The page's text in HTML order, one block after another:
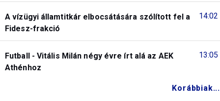
14:02
A vízügyi államtitkár elbocsátására szólított fel a
Fidesz-frakció
13:05
Futball - Vitális Milán négy évre írt alá az AEK
Athénhoz
Korábbiak...